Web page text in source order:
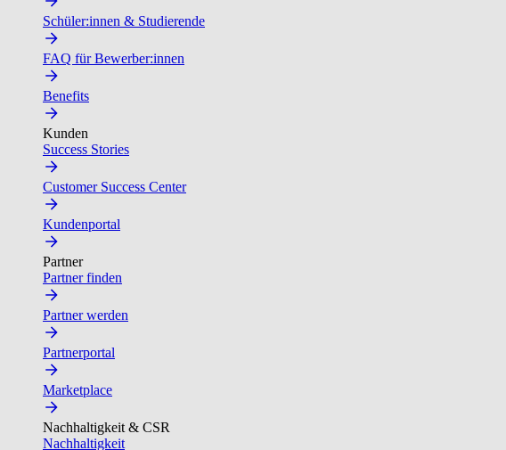
Schüler:innen & Studierende
FAQ für Bewerber:innen
Benefits
Kunden
Success Stories
Customer Success Center
Kundenportal
Partner
Partner finden
Partner werden
Partnerportal
Marketplace
Nachhaltigkeit & CSR
Nachhaltigkeit